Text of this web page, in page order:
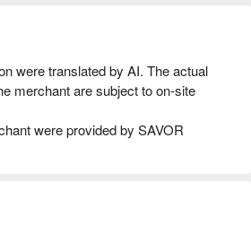
were translated by AI. The actual
merchant are subject to on-site
were provided by SAVOR